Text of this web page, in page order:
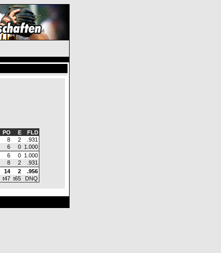
PO E
FLD
8 2
.931
6 0 1.000
6 0 1.000
8 2
.931
14 2
.956
t47 t65 DNQ